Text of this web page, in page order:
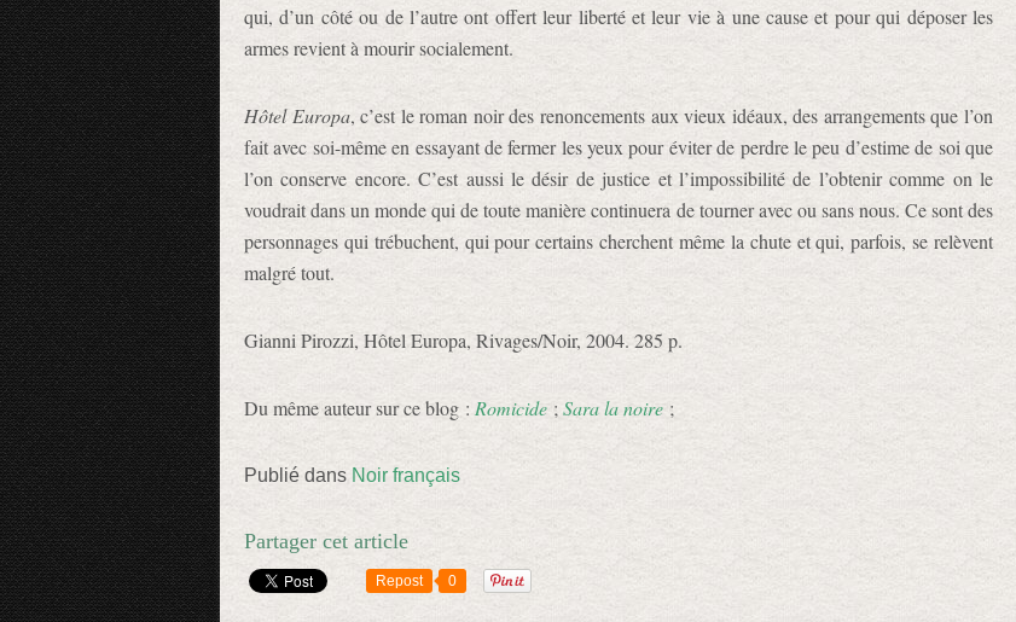
qui, d’un côté ou de l’autre ont offert leur liberté et leur vie à une cause et pour qui déposer les
armes revient à mourir socialement.
Hôtel Europa, c’est le roman noir des renoncements aux vieux idéaux, des arrangements que l’on
fait avec soi-même en essayant de fermer les yeux pour éviter de perdre le peu d’estime de soi que
l’on conserve encore. C’est aussi le désir de justice et l’impossibilité de l’obtenir comme on le
voudrait dans un monde qui de toute manière continuera de tourner avec ou sans nous. Ce sont des
personnages qui trébuchent, qui pour certains cherchent même la chute et qui, parfois, se relèvent
malgré tout.
Gianni Pirozzi, Hôtel Europa, Rivages/Noir, 2004. 285 p.
Du même auteur sur ce blog : Romicide ; Sara la noire ;
Publié dans Noir français
Partager cet article
Repost 0